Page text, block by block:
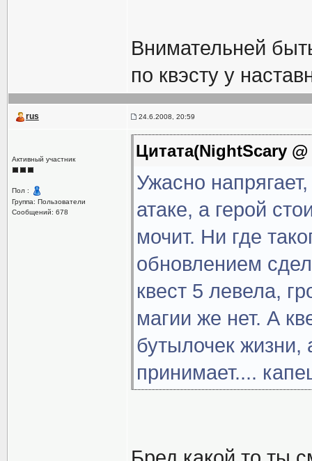
Внимательней
по квэсту у
rus 24.6.2008, 20:59
Активный участник
Пол :
Группа: Пользователи
Сообщений: 678
Цитата(NightScary
Ужасно
атаке, а герой
мочит. Ни где
обновлением
квест 5 левела,
магии же нет. А
бутылочек жизни,
принимает....